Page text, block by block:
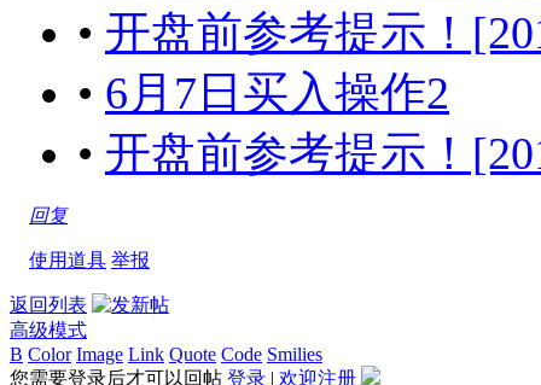
• 开盘前参考提示！
• 6月7日买入操作2
• 开盘前参考提示！
回复
使用道具 举报
返回列表
高级模式
B Color Image Link Quote Code Smilies
您需要登录后才可以回帖 登录 | 欢迎注册